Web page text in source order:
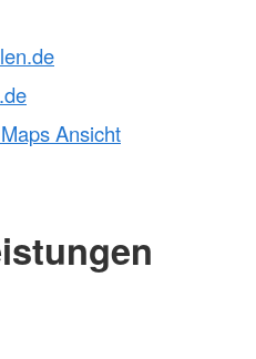
Ansicht